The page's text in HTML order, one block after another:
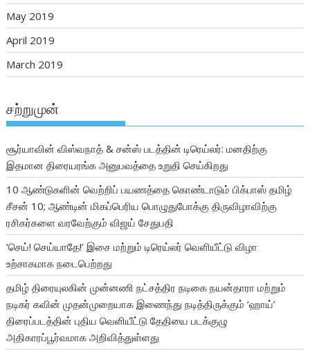
May 2019
April 2019
March 2019
சற்றுமுன்
சூர்யாவின் விஸ்வநாத் & சன்ஸ் படத்தின் டிரெய்லர்: மனதிற்கு
இதமான திரையரங்க அனுபவத்தை உறுதி செய்கிறது
10 ஆண்டுகளின் வெற்றிப் பயணத்தை கொண்டாடும் பிக்பாஸ் தமிழ்
சீசன் 10; ஆண்டின் மிகப்பெரிய பொழுதுபோக்கு திருவிழாவிற்கு
ரசிகர்களை வரவேற்கும் விஜய் சேதுபதி
‘செய்! செய்யாதே!’ இசை மற்றும் டிரெய்லர் வெளியீட்டு விழா
உற்சாகமாக நடைபெற்றது
தமிழ் திரையுலகின் முன்னணி நட்சத்திர நடிகை நயன்தாரா மற்றும்
நடிகர் கவின் முதன்முறையாக இணைந்து நடித்திருக்கும் ‘ஹாய்’
திரைப்படத்தின் புதிய வெளியீட்டு தேதியை படக்குழு
அதிகாரப்பூர்வமாக அறிவித்துள்ளது